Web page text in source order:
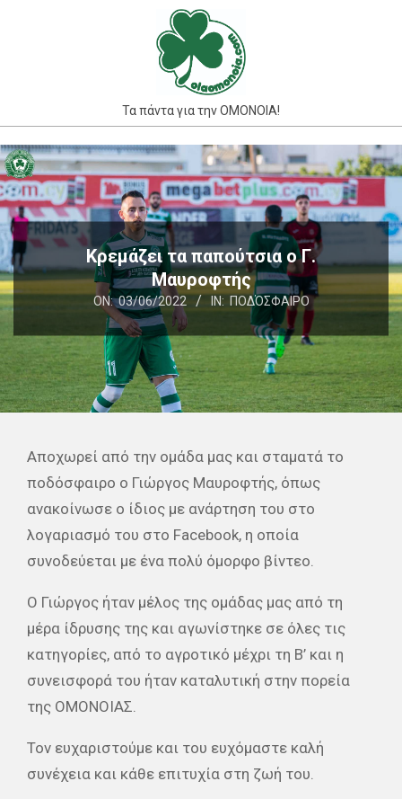
Τα πάντα για την ΟΜΟΝΟΙΑ!
Primary
Navigation
Menu
Κρεμάζει τα παπούτσια ο Γ.
Μαυροφτής
ON: 03/06/2022 IN: ΠΟΔΌΣΦΑΙΡΟ
Αποχωρεί από την ομάδα μας και σταματά το
ποδόσφαιρο ο Γιώργος Μαυροφτής, όπως
ανακοίνωσε ο ίδιος με ανάρτηση του στο
λογαριασμό του στο Facebook, η οποία
συνοδεύεται με ένα πολύ όμορφο βίντεο.
Ο Γιώργος ήταν μέλος της ομάδας μας από τη
μέρα ίδρυσης της και αγωνίστηκε σε όλες τις
κατηγορίες, από το αγροτικό μέχρι τη Β’ και η
συνεισφορά του ήταν καταλυτική στην πορεία
της ΟΜΟΝΟΙΑΣ.
Τον ευχαριστούμε και του ευχόμαστε καλή
συνέχεια και κάθε επιτυχία στη ζωή του.